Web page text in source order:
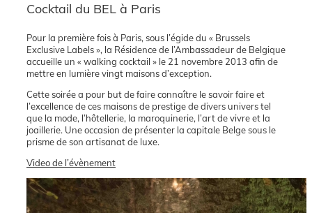
Cocktail du BEL à Paris
Pour la première fois à Paris, sous l’égide du « Brussels
Exclusive Labels », la Résidence de l’Ambassadeur de Belgique
accueille un « walking cocktail » le 21 novembre 2013 afin de
mettre en lumière vingt maisons d’exception.
Cette soirée a pour but de faire connaître le savoir faire et
l’excellence de ces maisons de prestige de divers univers tel
que la mode, l’hôtellerie, la maroquinerie, l’art de vivre et la
joaillerie. Une occasion de présenter la capitale Belge sous le
prisme de son artisanat de luxe.
Video de l’évènement